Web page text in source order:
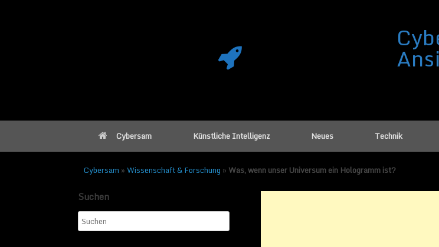
Cybersam Künstliche Intelligenz Neues Technik
Cybersam »Wissenschaft & Forschung » Was, wenn unser Universum ein Hologramm ist?
Suchen